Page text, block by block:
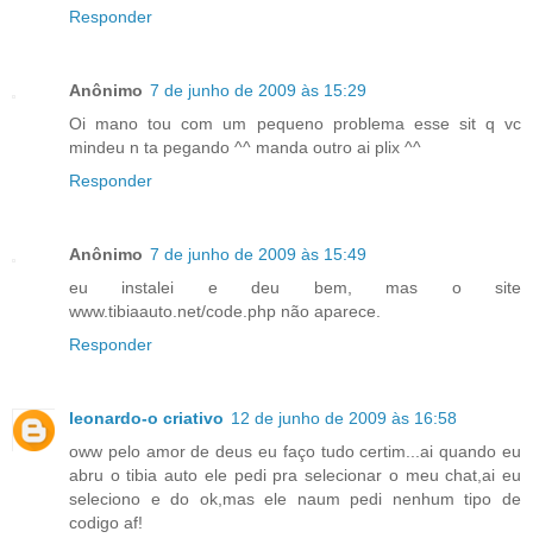
Responder
Anônimo 7 de junho de 2009 às 15:29
Oi mano tou com um pequeno problema esse sit q vc
mindeu n ta pegando ^^ manda outro ai plix ^^
Responder
Anônimo 7 de junho de 2009 às 15:49
eu instalei e deu bem, mas o site
www.tibiaauto.net/code.php não aparece.
Responder
leonardo-o criativo 12 de junho de 2009 às 16:58
oww pelo amor de deus eu faço tudo certim...ai quando eu
abru o tibia auto ele pedi pra selecionar o meu chat,ai eu
seleciono e do ok,mas ele naum pedi nenhum tipo de
codigo af!